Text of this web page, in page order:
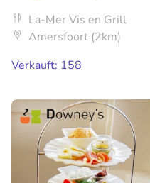
La-Mer Vis en Grill
Amersfoort (2km)
Verkauft: 158